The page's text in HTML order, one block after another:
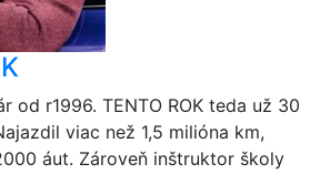
od r1996. TENTO ROK teda už 30
viac než 1,5 milióna km,
áut. Zároveň inštruktor školy